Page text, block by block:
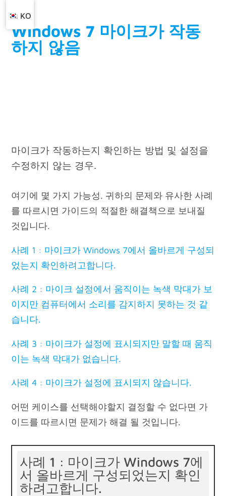
Windows 7 마이크가 작동
하지 않음
마이크가 작동하는지 확인하는 방법 및 설정을
수정하지 않는 경우.
여기에 몇 가지 가능성. 귀하의 문제와 유사한 사례
를 따르시면 가이드의 적절한 해결책으로 보내질
것입니다.
사례 1 : 마이크가 Windows 7에서 올바르게 구성되
었는지 확인하려고합니다.
사례 2 : 마이크 설정에서 움직이는 녹색 막대가 보
이지만 컴퓨터에서 소리를 감지하지 못하는 것 같
습니다.
사례 3 : 마이크가 설정에 표시되지만 말할 때 움직
이는 녹색 막대가 없습니다.
사례 4 : 마이크가 설정에 표시되지 않습니다.
어떤 케이스를 선택해야할지 결정할 수 없다면 가
이드를 따르시면 문제가 해결 될 것입니다.
사례 1 : 마이크가 Windows 7에
서 올바르게 구성되었는지 확인
하려고합니다.
KO